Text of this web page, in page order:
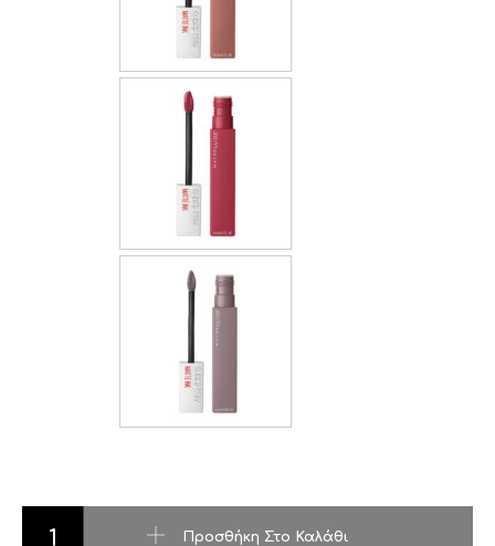
Προσθήκη Στο Καλάθι